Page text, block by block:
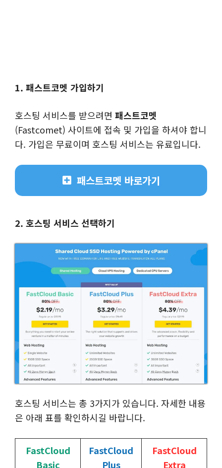
1. 패스트코멧 가입하기
호스팅 서비스를 받으려면 패스트코멧
(Fastcomet) 사이트에 접속 및 가입을 하셔야 합니
다. 가입은 무료이며 호스팅 서비스는 유료입니다.
패스트코멧 바로가기
2. 호스팅 서비스 선택하기
호스팅 서비스는 총 3가지가 있습니다. 자세한 내용
은 아래 표를 확인하시길 바랍니다.
FastCloud
Basic
FastCloud
Plus
FastCloud
Extra